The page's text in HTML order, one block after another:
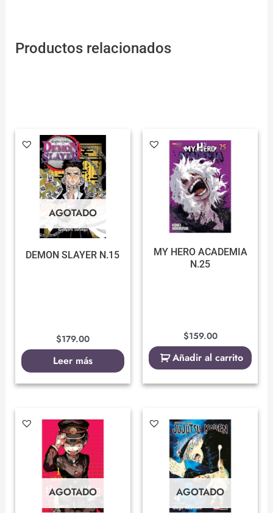
Productos relacionados
AGOTADO
DEMON SLAYER N.15
$179.00
Leer más
MY HERO ACADEMIA
N.25
$159.00
Añadir al carrito
AGOTADO AGOTADO